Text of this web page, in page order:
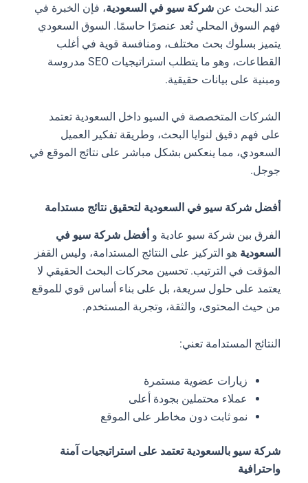
عند البحث عنشركة سيو في السعودية، فإن الخبرة في
فهم السوق المحلي تُعد عنصرًا حاسمًا. السوق السعودي
يتميز بسلوك بحث مختلف، ومنافسة قوية في أغلب
القطاعات، وهو ما يتطلب استراتيجيات SEO مدروسة
ومبنية على بيانات حقيقية.
الشركات المتخصصة في السيو داخل السعودية تعتمد
على فهم دقيق لنوايا البحث، وطريقة تفكير العميل
السعودي، مما ينعكس بشكل مباشر على نتائج الموقع في
جوجل.
أفضل شركة سيو في السعودية لتحقيق نتائج مستدامة
الفرق بين شركة سيو عادية وأفضل شركة سيو في
السعوديةهو التركيز على النتائج المستدامة، وليس القفز
المؤقت في الترتيب. تحسين محركات البحث الحقيقي لا
يعتمد على حلول سريعة، بل على بناء أساس قوي للموقع
من حيث المحتوى، والثقة، وتجربة المستخدم.
النتائج المستدامة تعني:
زيارات عضوية مستمرة
عملاء محتملين بجودة أعلى
نمو ثابت دون مخاطر على الموقع
شركة سيو بالسعودية تعتمد على استراتيجيات آمنة
واحترافية